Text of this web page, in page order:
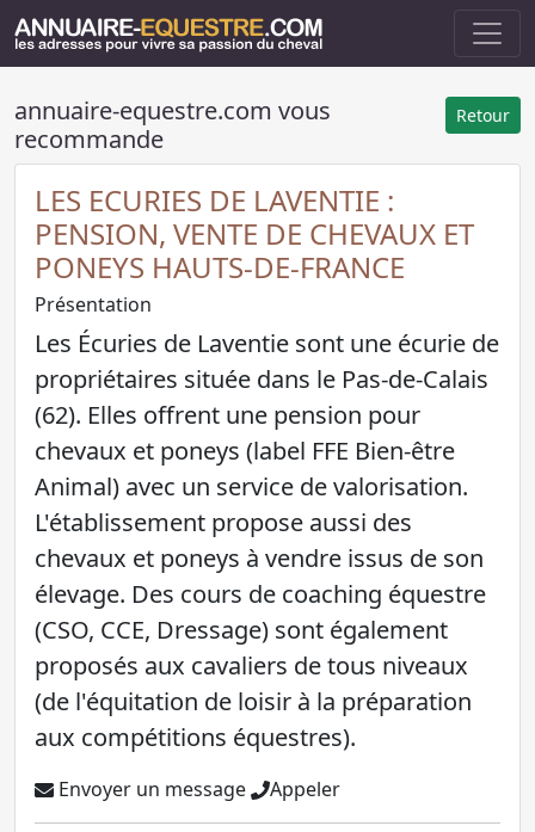
Retour
annuaire-equestre.com vous
recommande
LES ECURIES DE LAVENTIE :
PENSION, VENTE DE CHEVAUX ET
PONEYS HAUTS-DE-FRANCE
Présentation
Les Écuries de Laventie sont une écurie de
propriétaires située dans le Pas-de-Calais
(62). Elles offrent une pension pour
chevaux et poneys (label FFE Bien-être
Animal) avec un service de valorisation.
L'établissement propose aussi des
chevaux et poneys à vendre issus de son
élevage. Des cours de coaching équestre
(CSO, CCE, Dressage) sont également
proposés aux cavaliers de tous niveaux
(de l'équitation de loisir à la préparation
aux compétitions équestres).
Envoyer un message Appeler